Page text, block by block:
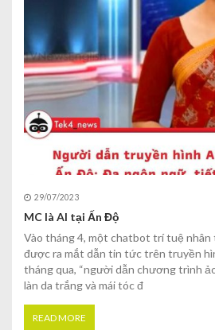
29/07/2023
MC là AI tại Ấn Độ
Vào tháng 4, một chatbot trí tuệ nhân
được ra mắt dẫn tin tức trên truyền
tháng qua, “người dẫn chương trình
làn da trắng và mái tóc đ
READ MORE